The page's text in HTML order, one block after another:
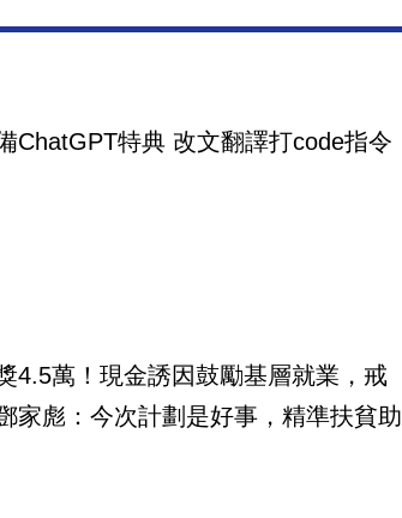
ChatGPT特典 改文翻譯打code指令
4.5萬！現金誘因鼓勵基層就業，戒
家彪：今次計劃是好事，精準扶貧助